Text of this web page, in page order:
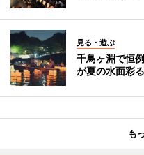
見る・遊ぶ
千鳥ヶ淵で恒
が夏の水面彩る
も